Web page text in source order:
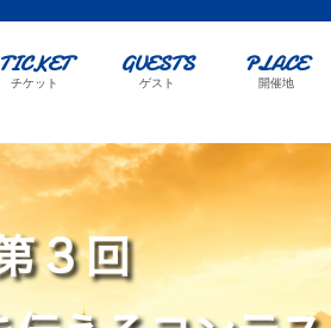
TICKET
チケット
GUESTS
ゲスト
PLACE
開催地